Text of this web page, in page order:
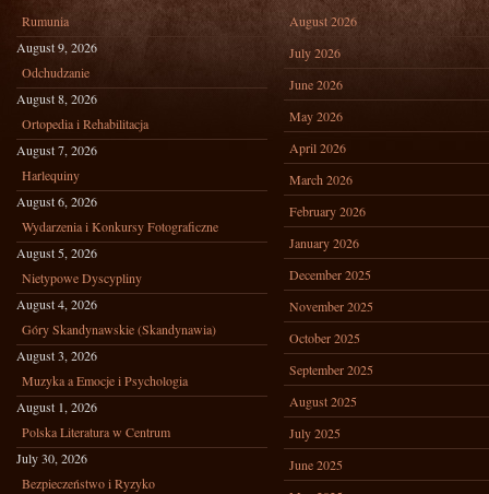
Rumunia
August 9, 2026
Odchudzanie
August 8, 2026
Ortopedia i Rehabilitacja
August 7, 2026
Harlequiny
August 6, 2026
Wydarzenia i Konkursy Fotograficzne
August 5, 2026
Nietypowe Dyscypliny
August 4, 2026
Góry Skandynawskie (Skandynawia)
August 3, 2026
Muzyka a Emocje i Psychologia
August 1, 2026
Polska Literatura w Centrum
July 30, 2026
Bezpieczeństwo i Ryzyko
August 2026
July 2026
June 2026
May 2026
April 2026
March 2026
February 2026
January 2026
December 2025
November 2025
October 2025
September 2025
August 2025
July 2025
June 2025